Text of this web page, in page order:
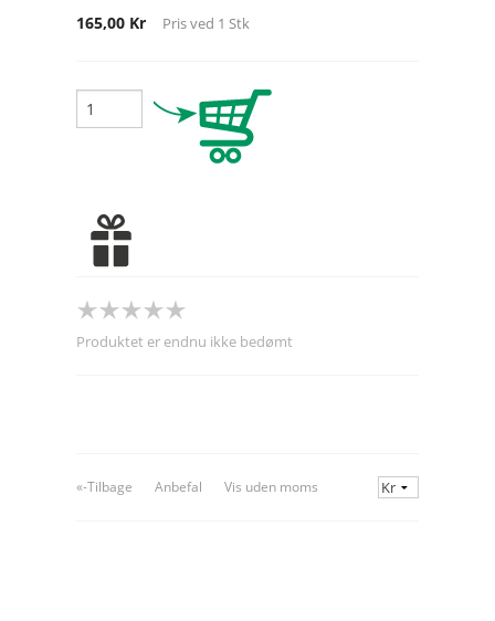
165,00 Kr Pris ved 1 Stk
Produktet er endnu ikke bedømt
«-Tilbage Anbefal Vis uden moms